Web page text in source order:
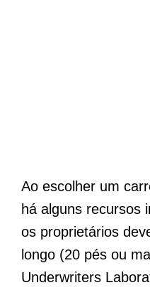
Ao escolher um
há alguns recursos
os proprietários
longo (20 pés ou
Underwriters